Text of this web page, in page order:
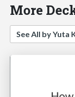
More
See All by Yuta